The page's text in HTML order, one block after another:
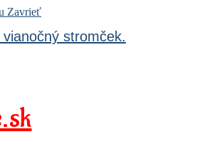
Zavrieť
vianočný stromček.